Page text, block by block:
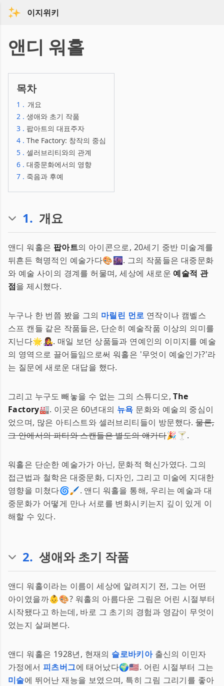
이지위키
앤디 워홀
목차
1 . 개요
2 . 생애와 초기 작품
3 . 팝아트의 대표주자
4 . The Factory: 창작의 중심
5 . 셀러브리티와의 관계
6 . 대중문화에서의 영향
7 . 죽음과 후예
1. 개요
앤디 워홀은 팝아트의 아이콘으로, 20세기 중반 미술계를
뒤흔든 혁명적인 예술가다🎨🌆. 그의 작품들은 대중문화
와 예술 사이의 경계를 허물며, 세상에 새로운 예술적 관
점을 제시했다.
누구나 한 번쯤 봤을 그의 마릴린 먼로 연작이나 캠벨스
스프 캔들 같은 작품들은, 단순히 예술작품 이상의 의미를
지닌다🌟👩‍🎤. 매일 보던 상품들과 연예인의 이미지를 예술
의 영역으로 끌어들임으로써 워홀은 '무엇이 예술인가?'라
는 질문에 새로운 대답을 했다.
그리고 누구도 빼놓을 수 없는 그의 스튜디오,The
Factory🏭. 이곳은 60년대의 뉴욕 문화와 예술의 중심이
었으며, 많은 아티스트와 셀러브리티들이 방문했다.물론,
그 안에서의 파티와 스캔들은 별도의 얘기다🎉🍸.
워홀은 단순한 예술가가 아닌, 문화적 혁신가였다. 그의
접근법과 철학은 대중문화, 디자인, 그리고 미술에 지대한
영향을 미쳤다🌀🖌️. 앤디 워홀을 통해, 우리는 예술과 대
중문화가 어떻게 만나 서로를 변화시키는지 깊이 있게 이
해할 수 있다.
2. 생애와 초기 작품
앤디 워홀이라는 이름이 세상에 알려지기 전, 그는 어떤
아이였을까👶🎨? 워홀의 아름다운 그림은 어린 시절부터
시작됐다고 하는데, 바로 그 초기의 경험과 영감이 무엇이
었는지 살펴본다.
앤디 워홀은 1928년, 현재의 슬로바키아출신의 이민자
가정에서 피츠버그에 태어났다🌍🇺🇸. 어린 시절부터 그는
미술에 뛰어난 재능을 보였으며, 특히 그림 그리기를 좋아